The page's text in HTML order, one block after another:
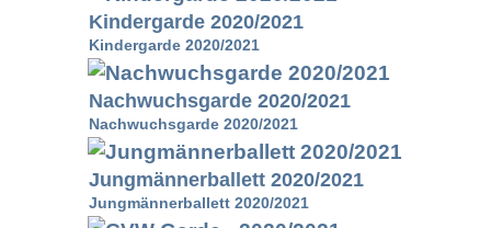
Kindergarde 2020/2021
Kindergarde 2020/2021
Nachwuchsgarde 2020/2021
Nachwuchsgarde 2020/2021
Jungmännerballett 2020/2021
Jungmännerballett 2020/2021